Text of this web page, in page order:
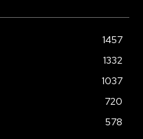
1457
1332
1037
720
578